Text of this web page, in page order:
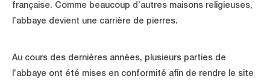
française. Comme beaucoup d’autres maisons religieuses,
l’abbaye devient une carrière de pierres.
Au cours des dernières années, plusieurs parties de
l’abbaye ont été mises en conformité afin de rendre le site